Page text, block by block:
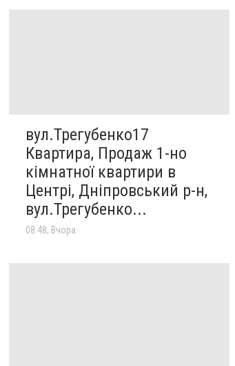
вул.Трегубенко17
Квартира, Продаж 1-но
кімнатної квартири в
Центрі, Дніпровський р-н,
вул.Трегубенко...
08:48, Вчора